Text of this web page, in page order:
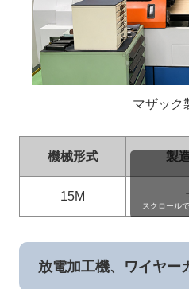
マザック
機械形式 製
15M
スクロール
放電加工機、ワイヤー